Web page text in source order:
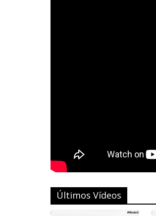
Últimos Vídeos